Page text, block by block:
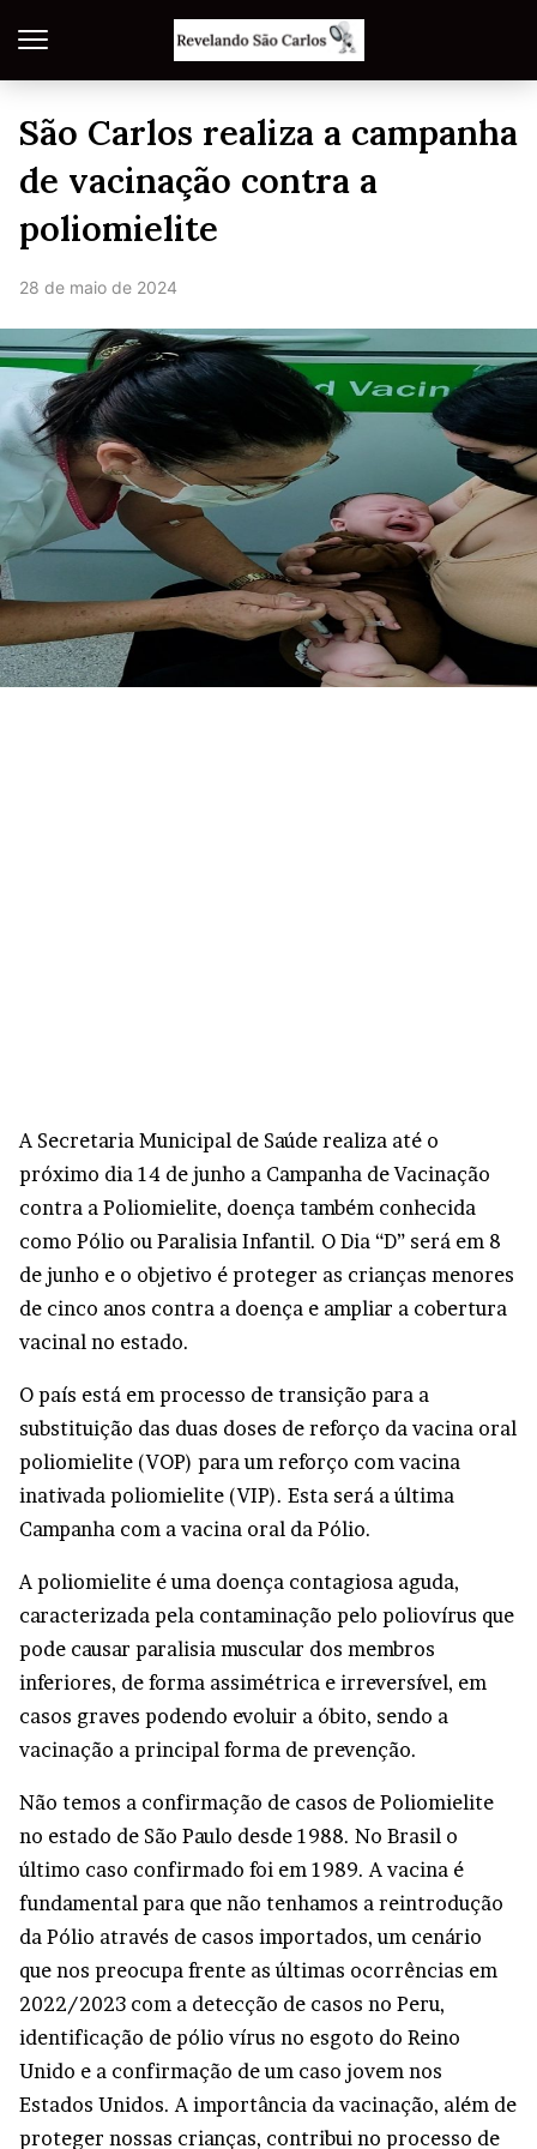
São Carlos realiza a campanha
de vacinação contra a
poliomielite
28 de maio de 2024
A Secretaria Municipal de Saúde realiza até o
próximo dia 14 de junho a Campanha de Vacinação
contra a Poliomielite, doença também conhecida
como Pólio ou Paralisia Infantil. O Dia “D” será em 8
de junho e o objetivo é proteger as crianças menores
de cinco anos contra a doença e ampliar a cobertura
vacinal no estado.
O país está em processo de transição para a
substituição das duas doses de reforço da vacina oral
poliomielite (VOP) para um reforço com vacina
inativada poliomielite (VIP). Esta será a última
Campanha com a vacina oral da Pólio.
A poliomielite é uma doença contagiosa aguda,
caracterizada pela contaminação pelo poliovírus que
pode causar paralisia muscular dos membros
inferiores, de forma assimétrica e irreversível, em
casos graves podendo evoluir a óbito, sendo a
vacinação a principal forma de prevenção.
Não temos a confirmação de casos de Poliomielite
no estado de São Paulo desde 1988. No Brasil o
último caso confirmado foi em 1989. A vacina é
fundamental para que não tenhamos a reintrodução
da Pólio através de casos importados, um cenário
que nos preocupa frente as últimas ocorrências em
2022/2023 com a detecção de casos no Peru,
identificação de pólio vírus no esgoto do Reino
Unido e a confirmação de um caso jovem nos
Estados Unidos. A importância da vacinação, além de
proteger nossas crianças, contribui no processo de